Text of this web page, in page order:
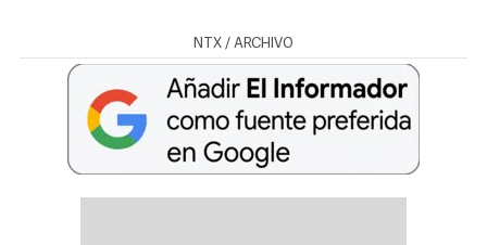
NTX / ARCHIVO